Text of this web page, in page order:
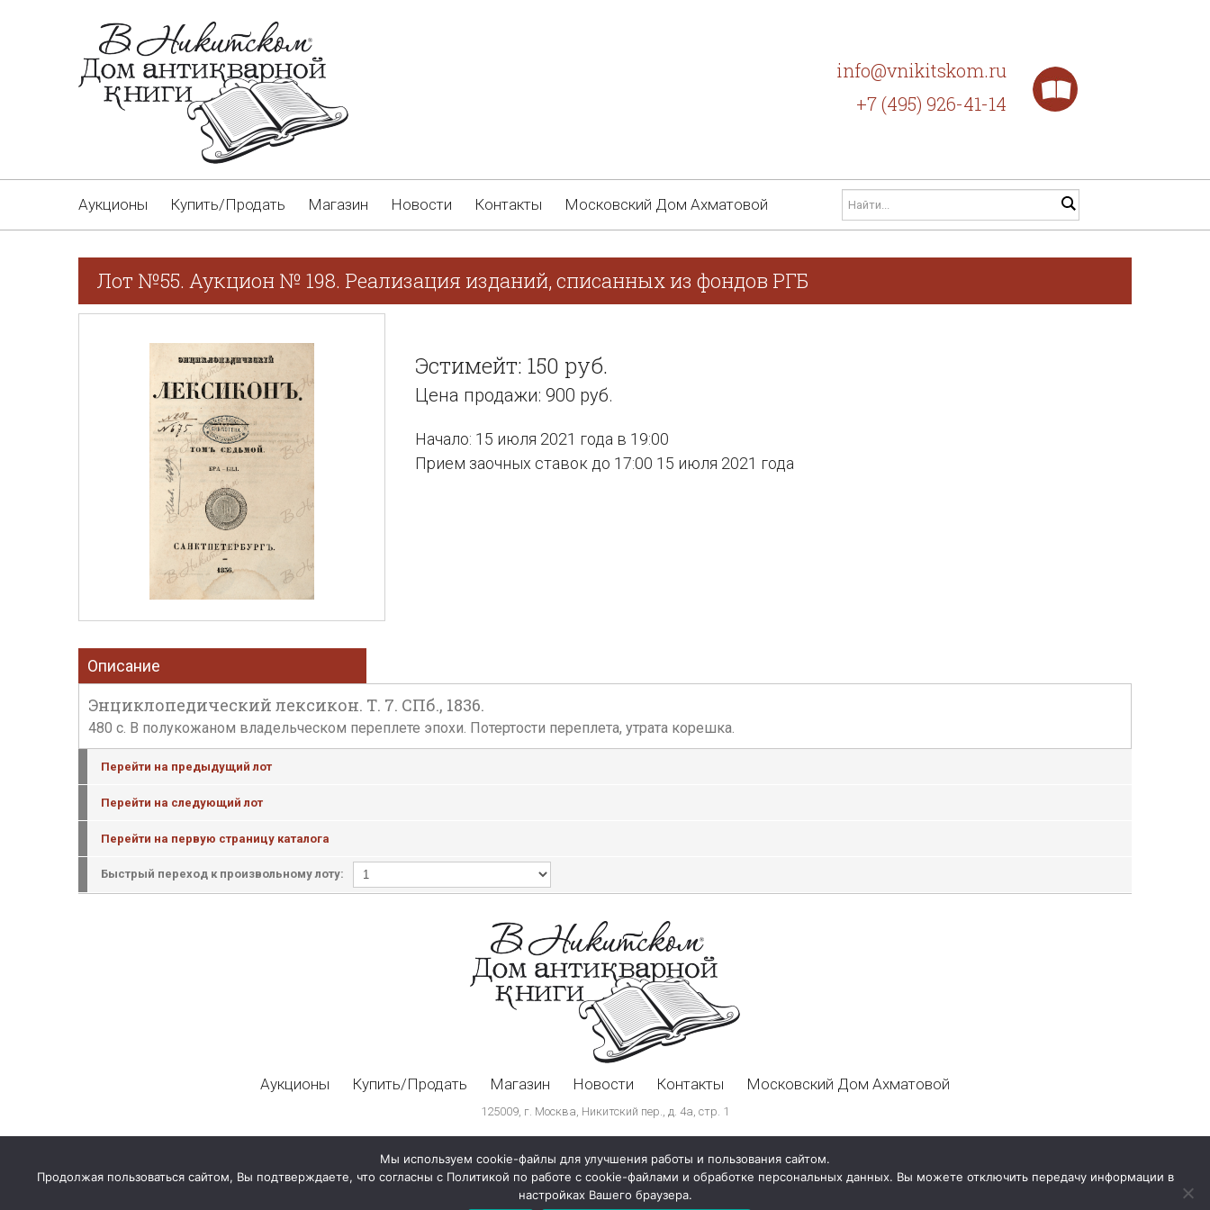
info@vnikitskom.ru
+7 (495) 926-41-14
Аукционы Купить/Продать Магазин Новости Контакты Московский Дом Ахматовой
Лот №55. Аукцион № 198. Реализация изданий, списанных из фондов РГБ
Эстимейт: 150 руб.
Цена продажи: 900 руб.
Начало: 15 июля 2021 года в 19:00
Прием заочных ставок до 17:00 15 июля 2021 года
Описание
Энциклопедический лексикон. Т. 7. СПб., 1836.
480 с. В полукожаном владельческом переплете эпохи. Потертости переплета, утрата корешка.
Перейти на предыдущий лот
Перейти на следующий лот
Перейти на первую страницу каталога
Быстрый переход к произвольному лоту:
Аукционы Купить/Продать Магазин Новости Контакты Московский Дом Ахматовой
125009, г. Москва, Никитский пер., д. 4а, стр. 1
Мы используем cookie-файлы для улучшения работы и пользования сайтом.
Продолжая пользоваться сайтом, Вы подтверждаете, что согласны с Политикой по работе с cookie-файлами и обработке персональных данных. Вы можете отключить передачу информации в
настройках Вашего браузера.